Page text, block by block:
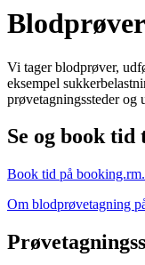
Vi tager blodprøver,
eksempel
prøvetagningssteder og
Se og book
Book tid på
Om blodprøvetagning